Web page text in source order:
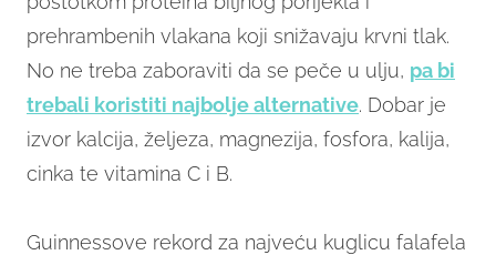
prehrambenih vlakana koji snižavaju krvni tlak.
No ne treba zaboraviti da se peče u ulju, pa bi
trebali koristiti najbolje alternative. Dobar je
izvor kalcija, željeza, magnezija, fosfora, kalija,
cinka te vitamina C i B.
Guinnessove rekord za najveću kuglicu falafela